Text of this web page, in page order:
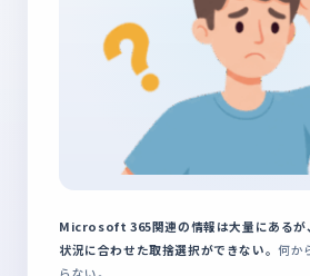
Microsoft 365関連の情報は大量にあるが
状況に合わせた取捨選択ができない。何か